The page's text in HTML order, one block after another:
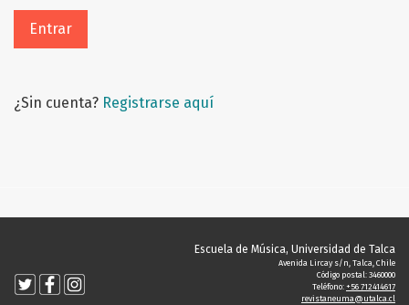
Entrar
¿Sin cuenta? Registrarse aquí
Escuela de Música, Universidad de Talca
Avenida Lircay s/n, Talca, Chile
Código postal: 3460000
Teléfono: +56 712414617
revistaneuma@utalca.cl